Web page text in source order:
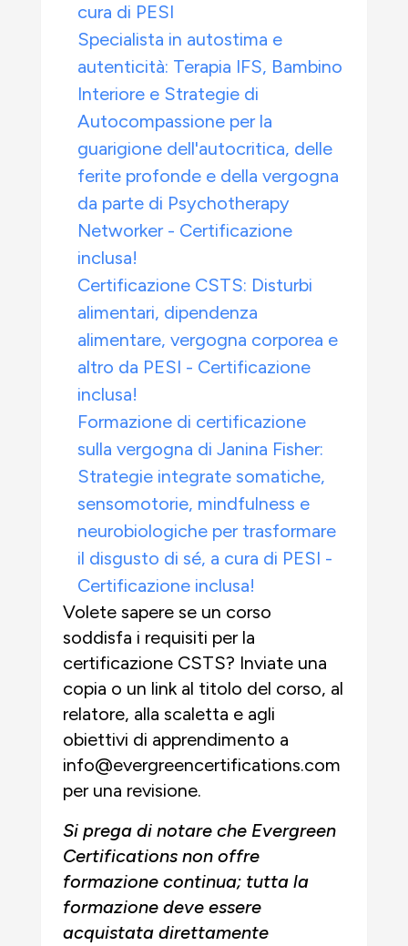
cura di PESI
Specialista in autostima e
autenticità: Terapia IFS, Bambino
Interiore e Strategie di
Autocompassione per la
guarigione dell'autocritica, delle
ferite profonde e della vergogna
da parte di Psychotherapy
Networker - Certificazione
inclusa!
Certificazione CSTS: Disturbi
alimentari, dipendenza
alimentare, vergogna corporea e
altro da PESI - Certificazione
inclusa!
Formazione di certificazione
sulla vergogna di Janina Fisher:
Strategie integrate somatiche,
sensomotorie, mindfulness e
neurobiologiche per trasformare
il disgusto di sé, a cura di PESI -
Certificazione inclusa!
Volete sapere se un corso
soddisfa i requisiti per la
certificazione CSTS? Inviate una
copia o un link al titolo del corso, al
relatore, alla scaletta e agli
obiettivi di apprendimento a
info@evergreencertifications.com
per una revisione.
Si prega di notare che Evergreen
Certifications non offre
formazione continua; tutta la
formazione deve essere
acquistata direttamente